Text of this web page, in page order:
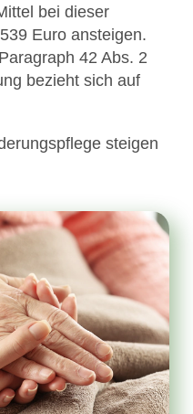
bei dieser
Euro ansteigen.
42 Abs. 2
bezieht sich auf
steigen